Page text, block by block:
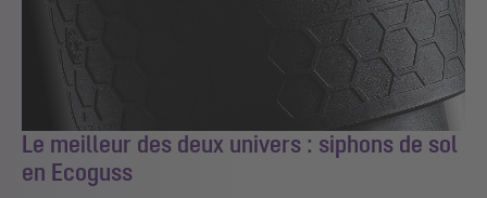
Le meilleur des deux univers : siphons de sol
en Ecoguss